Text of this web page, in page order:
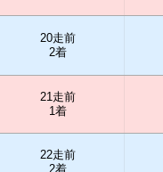
20走前
2着
21走前
1着
22走前
2着